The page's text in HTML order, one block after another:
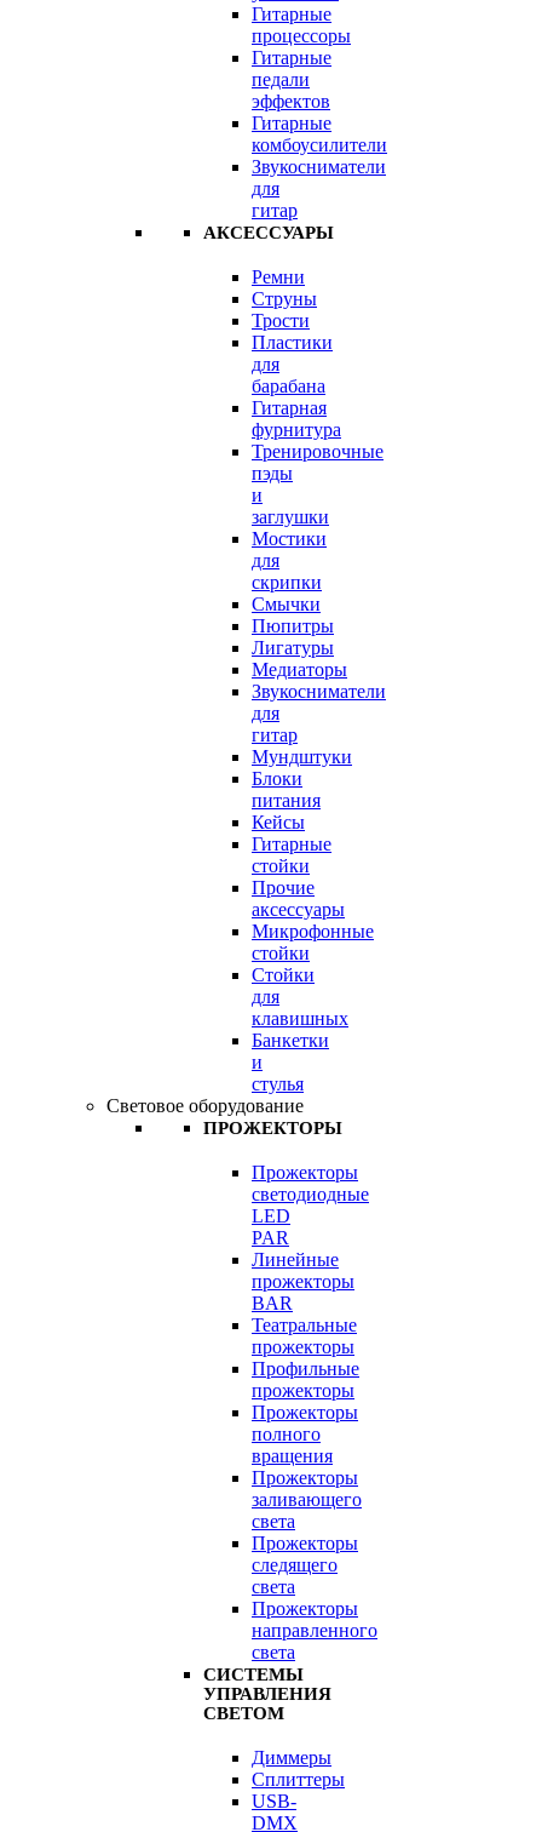
Гитарные
процессоры
Гитарные
педали
эффектов
Гитарные
комбоусилители
Звукосниматели
для
гитар
АКСЕССУАРЫ
Ремни
Струны
Трости
Пластики
для
барабана
Гитарная
фурнитура
Тренировочные
пэды
и
заглушки
Мостики
для
скрипки
Смычки
Пюпитры
Лигатуры
Медиаторы
Звукосниматели
для
гитар
Мундштуки
Блоки
питания
Кейсы
Гитарные
стойки
Прочие
аксессуары
Микрофонные
стойки
Стойки
для
клавишных
Банкетки
и
стулья
Световое оборудование
ПРОЖЕКТОРЫ
Прожекторы
светодиодные
LED
PAR
Линейные
прожекторы
BAR
Театральные
прожекторы
Профильные
прожекторы
Прожекторы
полного
вращения
Прожекторы
заливающего
света
Прожекторы
следящего
света
Прожекторы
направленного
света
СИСТЕМЫ
УПРАВЛЕНИЯ
СВЕТОМ
Диммеры
Сплиттеры
USB-
DMX